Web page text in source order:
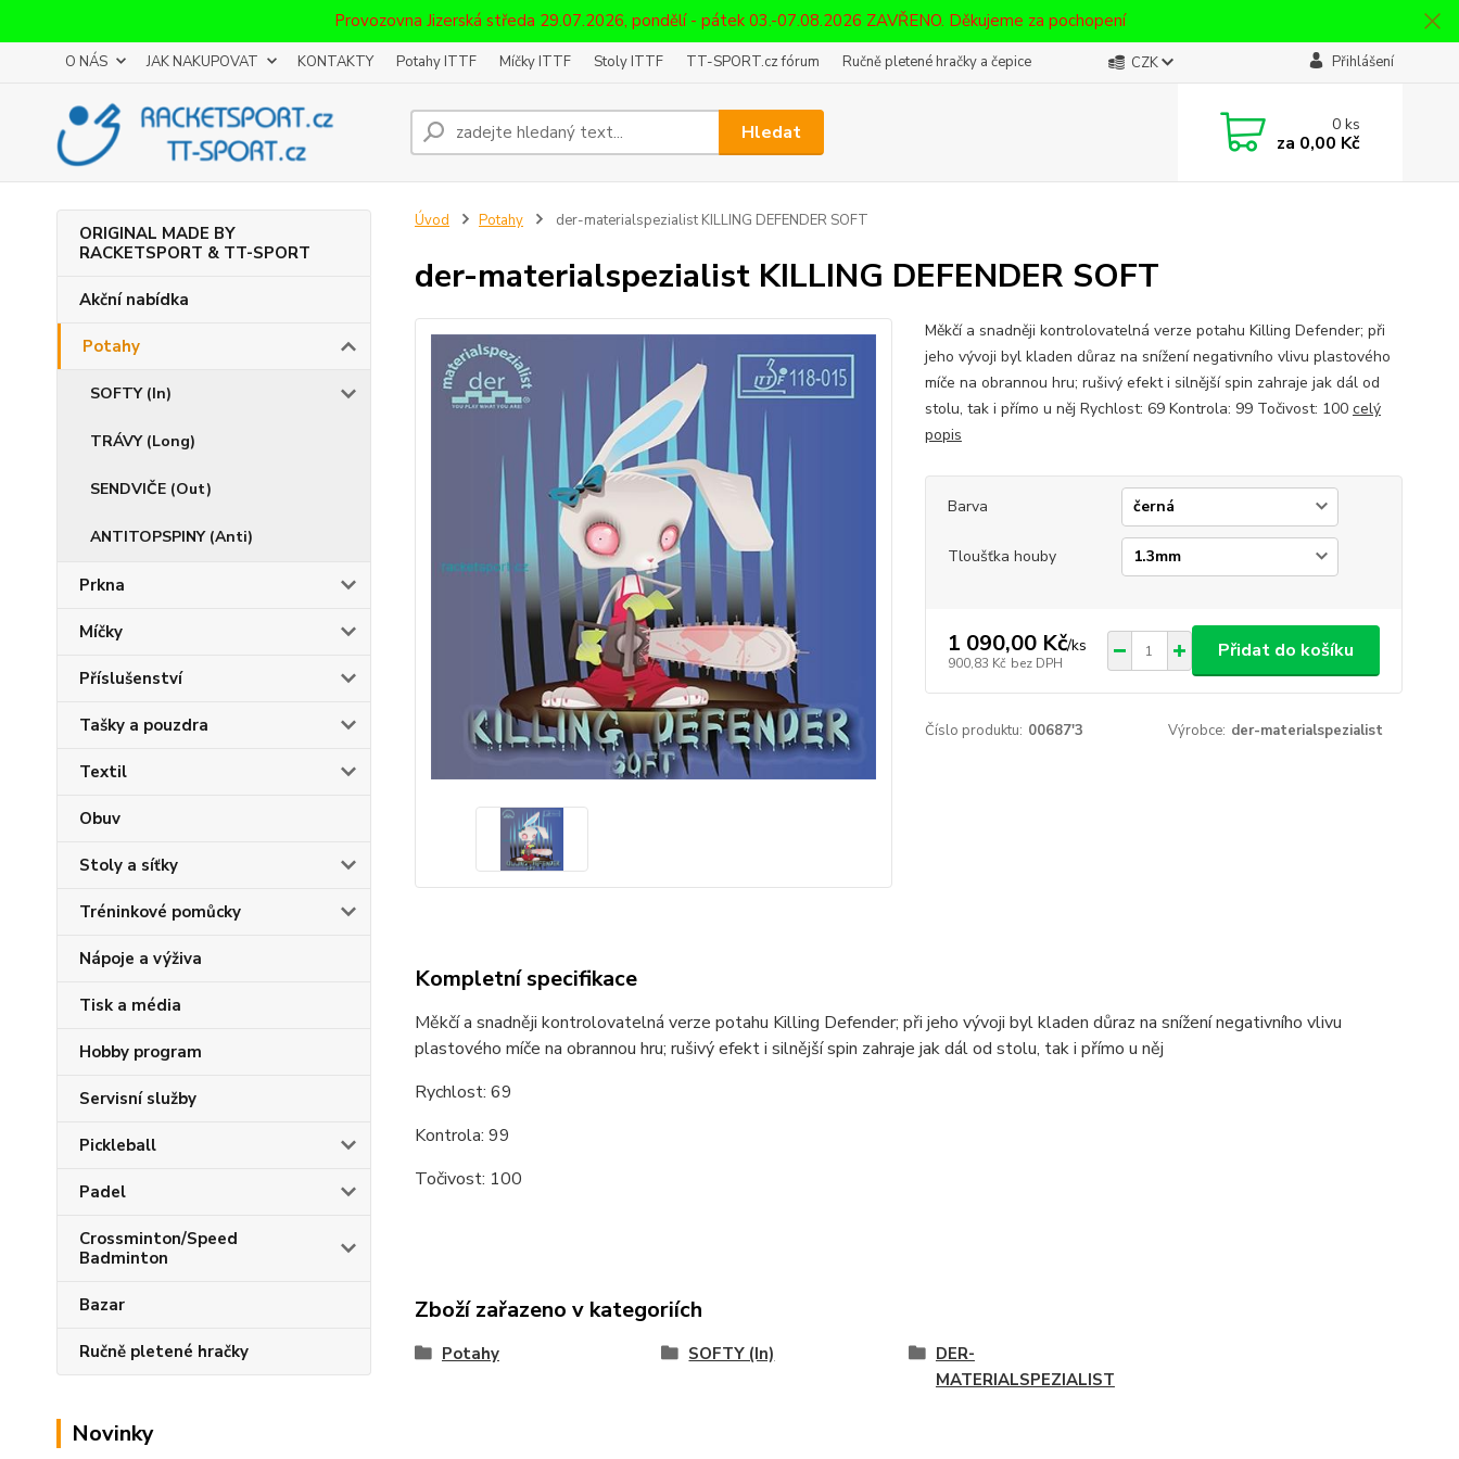
Provozovna Jizerská středa 29.07.2026, pondělí - pátek 03.-07.08.2026 ZAVŘENO. Děkujeme za pochopení
O NÁS JAK NAKUPOVAT KONTAKTY Potahy ITTF Míčky ITTF Stoly ITTF TT-SPORT.cz fórum Ručně pletené hračky a čepice CZK Přihlášení
Hledat 0ks
za 0,00 Kč
ORIGINAL MADE BY
RACKETSPORT & TT-SPORT
Akční nabídka
Potahy
SOFTY (In)
TRÁVY (Long)
SENDVIČE (Out)
ANTITOPSPINY (Anti)
Prkna
Míčky
Příslušenství
Tašky a pouzdra
Textil
Obuv
Stoly a síťky
Tréninkové pomůcky
Nápoje a výživa
Tisk a média
Hobby program
Servisní služby
Pickleball
Padel
Crossminton/Speed
Badminton
Bazar
Ručně pletené hračky
Novinky
Úvod Potahy der-materialspezialist KILLING DEFENDER SOFT
der-materialspezialist KILLING DEFENDER SOFT
Měkčí a snadněji kontrolovatelná verze potahu Killing Defender; při
jeho vývoji byl kladen důraz na snížení negativního vlivu plastového
míče na obrannou hru; rušivý efekt i silnější spin zahraje jak dál od
stolu, tak i přímo u něj Rychlost: 69 Kontrola: 99 Točivost: 100 celý
popis
Barva
Tloušťka houby
1 090,00 Kč/ks
900,83 Kč bez DPH
Přidat do košíku
Číslo produktu: 00687'3 Výrobce: der-materialspezialist
Kompletní specifikace
Měkčí a snadněji kontrolovatelná verze potahu Killing Defender; při jeho vývoji byl kladen důraz na snížení negativního vlivu
plastového míče na obrannou hru; rušivý efekt i silnější spin zahraje jak dál od stolu, tak i přímo u něj
Rychlost: 69
Kontrola: 99
Točivost: 100
Zboží zařazeno v kategoriích
Potahy SOFTY (In)
DER-
MATERIALSPEZIALIST